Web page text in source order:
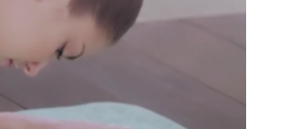
Stimme
05:00
02:00